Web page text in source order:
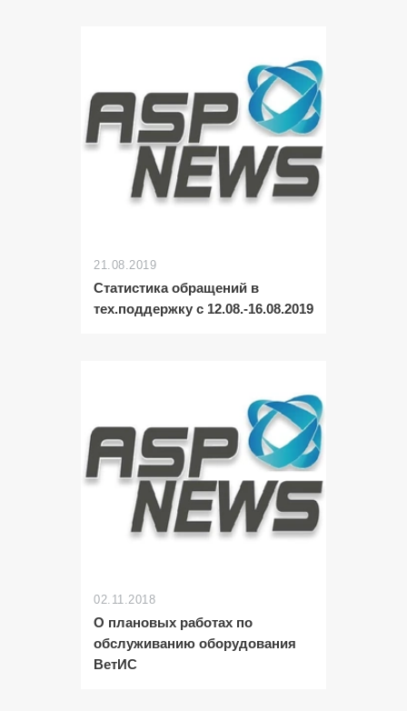
21.08.2019
Статистика обращений в
тех.поддержку с 12.08.-16.08.2019
02.11.2018
О плановых работах по
обслуживанию оборудования
ВетИС